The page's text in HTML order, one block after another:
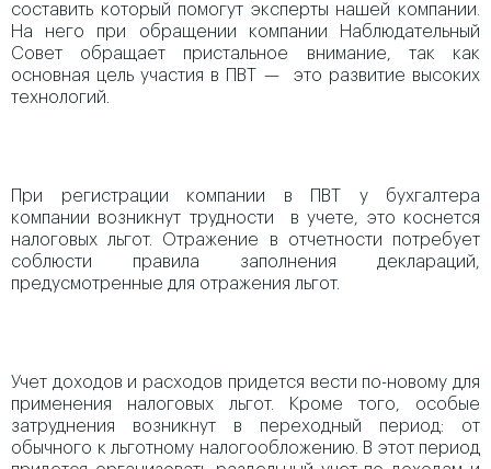
составить который помогут эксперты нашей компании.
На него при обращении компании Наблюдательный
Совет обращает пристальное внимание, так как
основная цель участия в ПВТ — это развитие высоких
технологий.
При регистрации компании в ПВТ у бухгалтера
компании возникнут трудности в учете, это коснется
налоговых льгот. Отражение в отчетности потребует
соблюсти правила заполнения деклараций,
предусмотренные для отражения льгот.
Учет доходов и расходов придется вести по-новому для
применения налоговых льгот. Кроме того, особые
затруднения возникнут в переходный период: от
обычного к льготному налогообложению. В этот период